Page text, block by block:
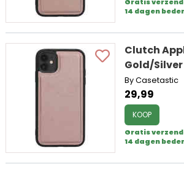
14 dagen
Clutch
Gold/Silver
By Casetastic
29,99
KOOP
Gratis
14 dagen